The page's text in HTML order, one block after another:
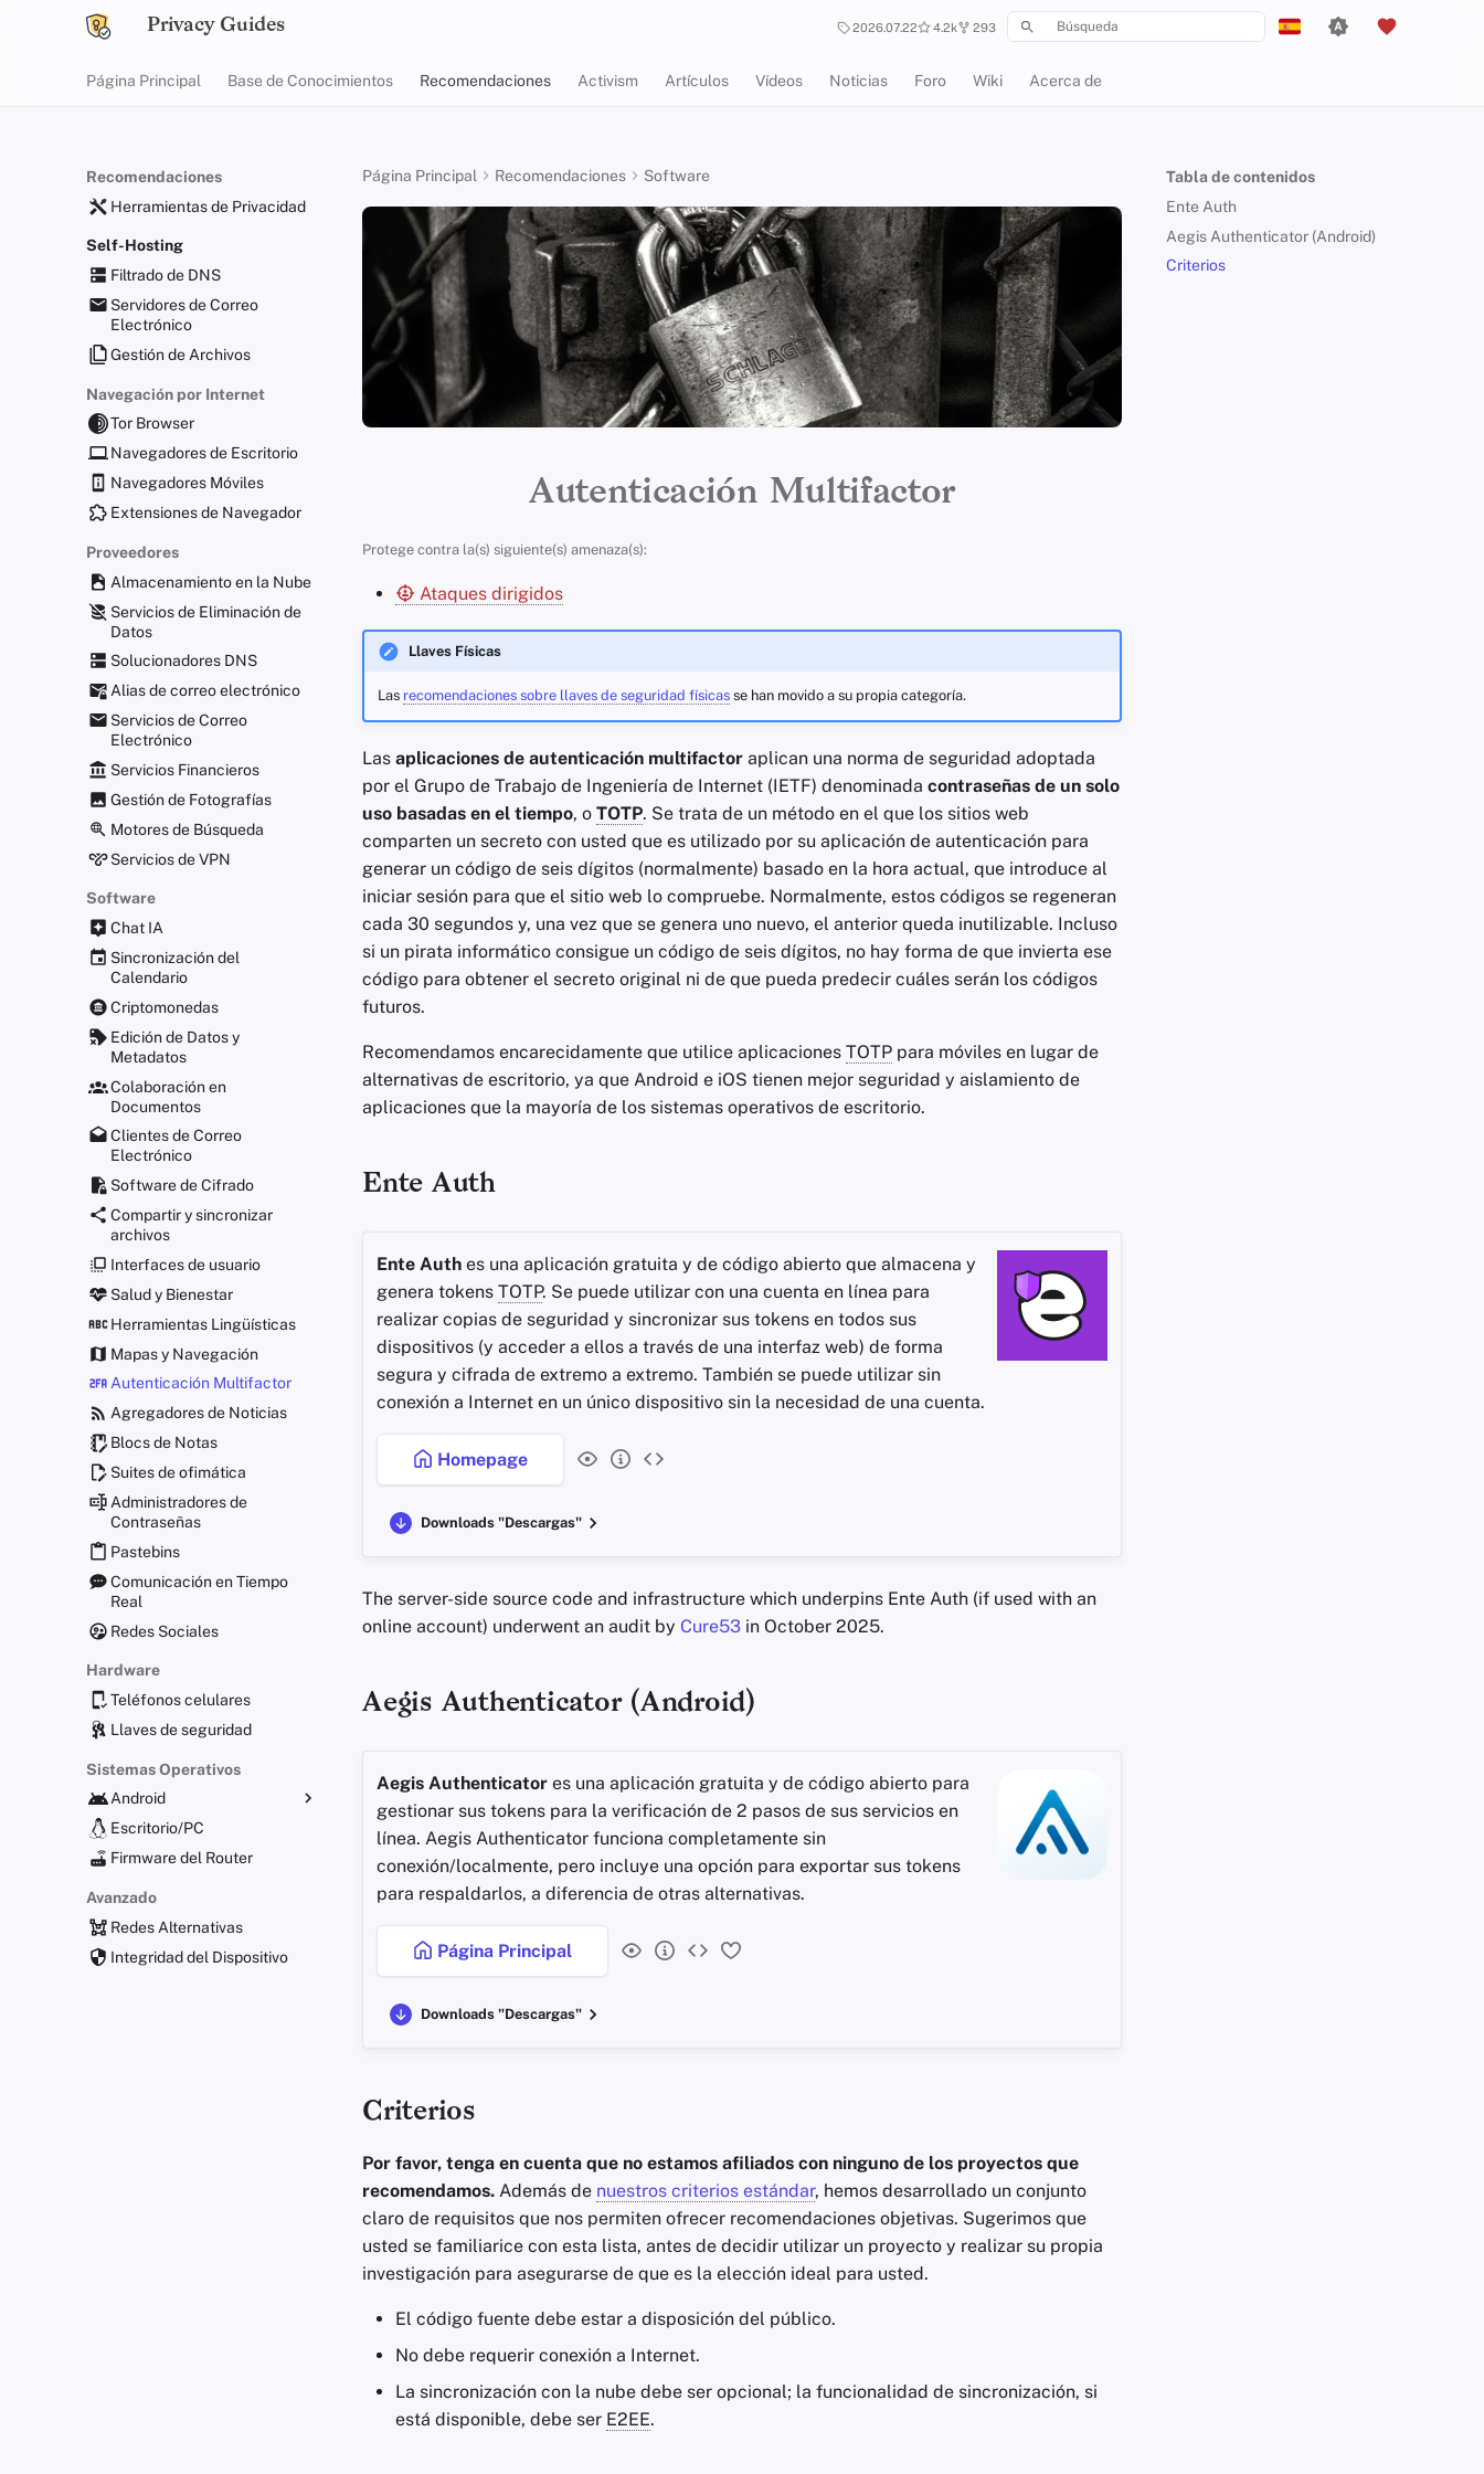
Privacy Guides 2026.07.22 4.2k 293
עִברִית
Italiano
Nederlands
Página Principal Base de Conocimientos Recomendaciones Activism Artículos Vídeos Noticias Foro Wiki Acerca de
Recomendaciones
Herramientas de Privacidad
Self-Hosting
Filtrado de DNS
Servidores de Correo
Electrónico
Gestión de Archivos
Navegación por Internet
Tor Browser
Navegadores de Escritorio
Navegadores Móviles
Extensiones de Navegador
Proveedores
Almacenamiento en la Nube
Servicios de Eliminación de
Datos
Solucionadores DNS
Alias de correo electrónico
Servicios de Correo
Electrónico
Servicios Financieros
Gestión de Fotografías
Motores de Búsqueda
Servicios de VPN
Software
Chat IA
Sincronización del
Calendario
Criptomonedas
Edición de Datos y
Metadatos
Colaboración en
Documentos
Clientes de Correo
Electrónico
Software de Cifrado
Compartir y sincronizar
archivos
Interfaces de usuario
Salud y Bienestar
Herramientas Lingüísticas
Mapas y Navegación
Autenticación Multifactor
Agregadores de Noticias
Blocs de Notas
Suites de ofimática
Administradores de
Contraseñas
Pastebins
Comunicación en Tiempo
Real
Redes Sociales
Hardware
Teléfonos celulares
Llaves de seguridad
Sistemas Operativos
Android
Distribuciones alternativas
Aplicaciones Generales
Obtener Aplicaciones
Escritorio/PC
Firmware del Router
Avanzado
Redes Alternativas
Integridad del Dispositivo
Tabla de contenidos
Ente Auth
Aegis Authenticator (Android)
Criterios
Página Principal Recomendaciones Software
Autenticación Multifactor
Protege contra la(s) siguiente(s) amenaza(s):
Ataques dirigidos
Llaves Físicas
Las recomendaciones sobre llaves de seguridad físicasse han movido a su propia categoría.
Las aplicaciones de autenticación multifactor aplican una norma de seguridad adoptada
por el Grupo de Trabajo de Ingeniería de Internet (IETF) denominada contraseñas de un solo
uso basadas en el tiempo, o TOTP. Se trata de un método en el que los sitios web
comparten un secreto con usted que es utilizado por su aplicación de autenticación para
generar un código de seis dígitos (normalmente) basado en la hora actual, que introduce al
iniciar sesión para que el sitio web lo compruebe. Normalmente, estos códigos se regeneran
cada 30 segundos y, una vez que se genera uno nuevo, el anterior queda inutilizable. Incluso
si un pirata informático consigue un código de seis dígitos, no hay forma de que invierta ese
código para obtener el secreto original ni de que pueda predecir cuáles serán los códigos
futuros.
Recomendamos encarecidamente que utilice aplicaciones TOTP para móviles en lugar de
alternativas de escritorio, ya que Android e iOS tienen mejor seguridad y aislamiento de
aplicaciones que la mayoría de los sistemas operativos de escritorio.
Ente Auth
Ente Auth es una aplicación gratuita y de código abierto que almacena y
genera tokens TOTP. Se puede utilizar con una cuenta en línea para
realizar copias de seguridad y sincronizar sus tokens en todos sus
dispositivos (y acceder a ellos a través de una interfaz web) de forma
segura y cifrada de extremo a extremo. También se puede utilizar sin
conexión a Internet en un único dispositivo sin la necesidad de una cuenta.
Homepage
Downloads "Descargas"
The server-side source code and infrastructure which underpins Ente Auth (if used with an
online account) underwent an audit by Cure53 in October 2025.
Aegis Authenticator (Android)
Aegis Authenticator es una aplicación gratuita y de código abierto para
gestionar sus tokens para la verificación de 2 pasos de sus servicios en
línea. Aegis Authenticator funciona completamente sin
conexión/localmente, pero incluye una opción para exportar sus tokens
para respaldarlos, a diferencia de otras alternativas.
Página Principal
Downloads "Descargas"
Criterios
Por favor, tenga en cuenta que no estamos afiliados con ninguno de los proyectos que
recomendamos. Además de nuestros criterios estándar, hemos desarrollado un conjunto
claro de requisitos que nos permiten ofrecer recomendaciones objetivas. Sugerimos que
usted se familiarice con esta lista, antes de decidir utilizar un proyecto y realizar su propia
investigación para asegurarse de que es la elección ideal para usted.
El código fuente debe estar a disposición del público.
No debe requerir conexión a Internet.
La sincronización con la nube debe ser opcional; la funcionalidad de sincronización, si
está disponible, debe ser E2EE.